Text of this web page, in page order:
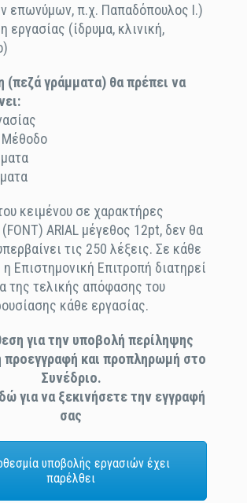
επωνύμων, π.χ. Παπαδόπουλος Ι.)
εργασίας (ίδρυμα, κλινική,
(πεζά γράμματα) θα πρέπει να
Μέθοδο
κειμένου σε χαρακτήρες
ARIAL μέγεθος 12pt, δεν θα
τις 250 λέξεις. Σε κάθε
Επιστημονική Επιτροπή διατηρεί
της τελικής απόφασης του
κάθε εργασίας.
για την υποβολή περίληψης
προεγγραφή και προπληρωμή στο
Συνέδριο.
για να ξεκινήσετε την εγγραφή
σας
υποβολής εργασιών έχει
παρέλθει